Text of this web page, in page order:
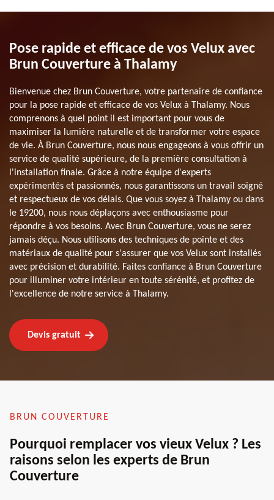
Pose rapide et efficace de vos Velux avec
Brun Couverture à Thalamy
Bienvenue chez Brun Couverture, votre partenaire de confiance
pour la pose rapide et efficace de vos Velux à Thalamy. Nous
comprenons à quel point il est important pour vous de
maximiser la lumière naturelle et de transformer votre espace
de vie. À Brun Couverture, nous nous engageons à vous offrir un
service de qualité supérieure, de la première consultation à
l'installation finale. Grâce à notre équipe d'experts
expérimentés et passionnés, nous garantissons un travail soigné
et respectueux de vos délais. Que vous soyez à Thalamy ou dans
le 19200, nous nous déplaçons avec enthousiasme pour
répondre à vos besoins. Avec Brun Couverture, vous ne serez
jamais déçu. Nous utilisons des techniques de pointe et des
matériaux de qualité pour s'assurer que vos Velux sont installés
avec précision et durabilité. Faites confiance à Brun Couverture
pour illuminer votre intérieur en toute sérénité, et profitez de
l'excellence de notre service à Thalamy.
Devis gratuit
BRUN COUVERTURE
Pourquoi remplacer vos vieux Velux ? Les
raisons selon les experts de Brun
Couverture